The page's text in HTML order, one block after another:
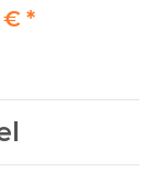
€ *